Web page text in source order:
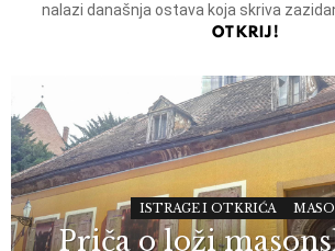
nalazi današnja ostava koja skriva
OTKRIJ!
ISTRAGE I OTKRIĆA
Priča o loži